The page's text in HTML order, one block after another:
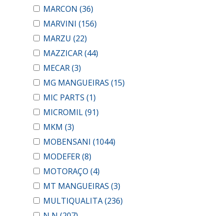
MARCON (36)
MARVINI (156)
MARZU (22)
MAZZICAR(44)
MECAR(3)
MG MANGUEIRAS (15)
MIC PARTS (1)
MICROMIL(91)
MKM (3)
MOBENSANI (1044)
MODEFER(8)
MOTORAÇO (4)
MT MANGUEIRAS (3)
MULTIQUALITA(236)